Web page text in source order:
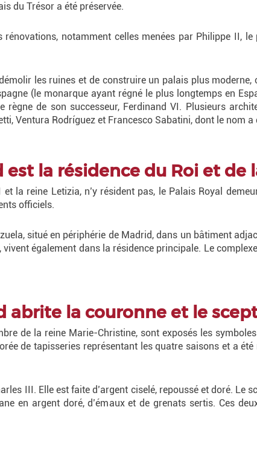
du Trésor a été préservée.
notamment celles menées par Philippe II,
les ruines et de construire un palais plus moderne,
(le monarque ayant régné le plus longtemps en
règne de son successeur, Ferdinand VI. Plusieurs
Ventura Rodríguez et Francesco Sabatini, dont le nom
est la résidence du Roi et de
la reine Letizia, n’y résident pas, le Palais Royal
officiels.
situé en périphérie de Madrid, dans un bâtiment
également dans la résidence principale. Le
abrite la couronne et le
de la reine Marie-Christine, sont exposés les
de tapisseries représentant les quatre saisons et a
III. Elle est faite d’argent ciselé, repoussé et doré. Le
en argent doré, d’émaux et de grenats sertis. Ces